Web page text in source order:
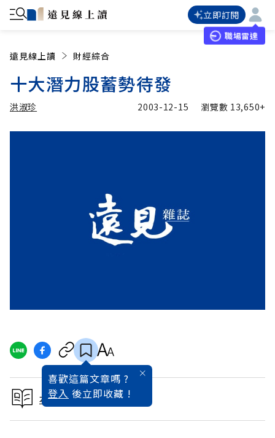
立即訂閱
職場雷達
遠見線上讀 財經綜合
十大潛力股蓄勢待發
洪淑珍 2003-12-15 瀏覽數 13,650+
喜歡這篇文章嗎 ?
登入 後立即收藏 !
本文出自2004理財特刊